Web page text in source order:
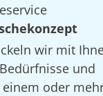
wir mit
und
oder